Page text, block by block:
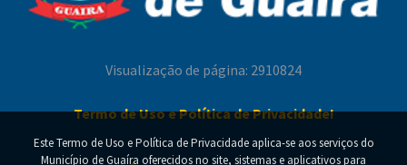
Visualização de página: 2910824
Termo de Uso e Política de Privacidade!
Este Termo de Uso e Política de Privacidade aplica-se aos serviços do
Município de Guaíra oferecidos no site, sistemas e aplicativos para